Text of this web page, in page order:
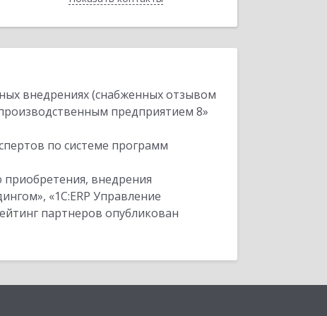
внедрениях (снабженных отзывом
предприятием 8»
по системе программ
внедрения
«1С:ERP Управление
партнеров опубликован